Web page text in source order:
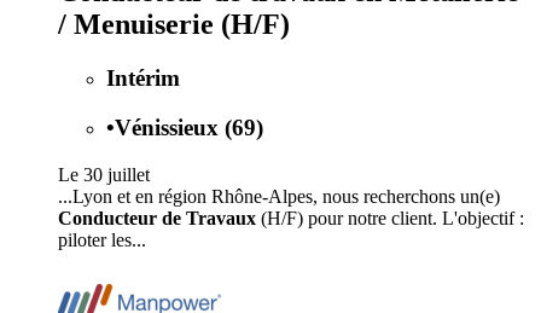
/ Menuiserie (H/F)
Intérim
•Vénissieux (69)
Le 30 juillet
...Lyon et en région Rhône-Alpes, nous recherchons un(e)
Conducteur de Travaux (H/F) pour notre client. L'objectif :
piloter les...